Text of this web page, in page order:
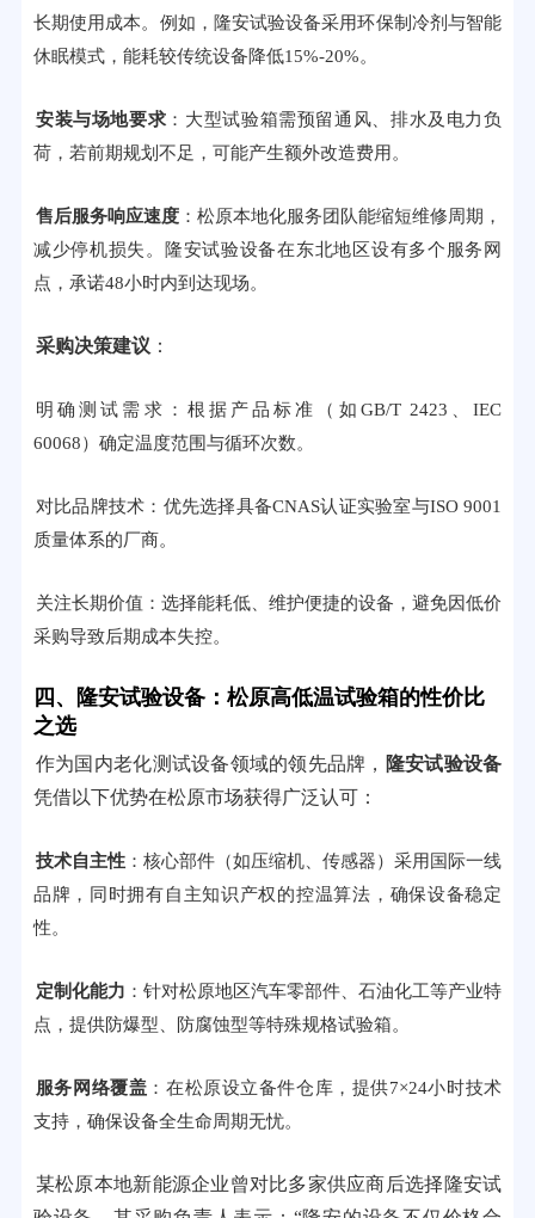
长期使用成本。例如，隆安试验设备采用环保制冷剂与智能
休眠模式，能耗较传统设备降低15%-20%。
安装与场地要求 ：大型试验箱需预留通风、排水及电力负
荷，若前期规划不足，可能产生额外改造费用。
售后服务响应速度：松原本地化服务团队能缩短维修周期，
减少停机损失。隆安试验设备在东北地区设有多个服务网
点，承诺48小时内到达现场。
采购决策建议 ：
明确测试需求：根据产品标准（如GB/T 2423、IEC
60068）确定温度范围与循环次数。
对比品牌技术：优先选择具备CNAS认证实验室与ISO 9001
质量体系的厂商。
关注长期价值：选择能耗低、维护便捷的设备，避免因低价
采购导致后期成本失控。
四、隆安试验设备：松原高低温试验箱的性价比
之选
作为国内老化测试设备领域的领先品牌， 隆安试验设备
凭借以下优势在松原市场获得广泛认可：
技术自主性：核心部件（如压缩机、传感器）采用国际一线
品牌，同时拥有自主知识产权的控温算法，确保设备稳定
性。
定制化能力 ：针对松原地区汽车零部件、石油化工等产业特
点，提供防爆型、防腐蚀型等特殊规格试验箱。
服务网络覆盖 ：在松原设立备件仓库，提供7×24小时技术
支持，确保设备全生命周期无忧。
某松原本地新能源企业曾对比多家供应商后选择隆安试